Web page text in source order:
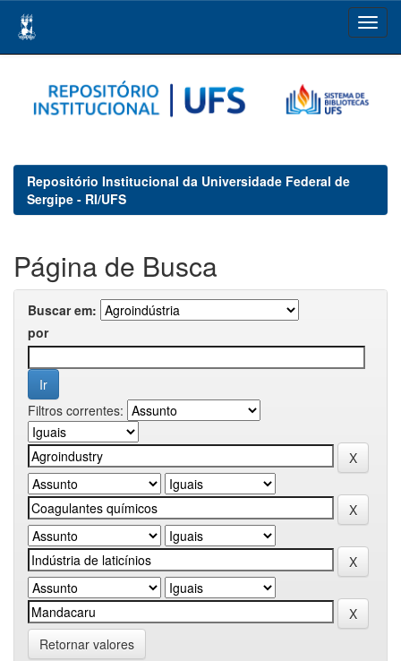
navigation
Repositório Institucional da Universidade Federal de
Sergipe - RI/UFS
Página de Busca
Buscar em:
por
Filtros correntes:
Retornar valores